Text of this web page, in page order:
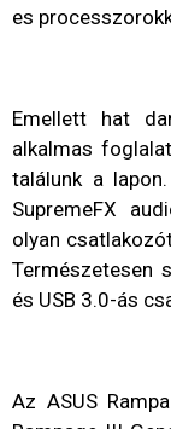
es
Emellett hat
alkalmas
találunk a
SupremeFX
olyan
Természetesen
és USB 3.0-ás
Az ASUS